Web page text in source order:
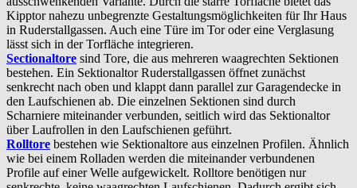
Kipptor nahezu unbegrenzte Gestaltungsmöglichkeiten für Ihr Haus
in Ruderstallgassen. Auch eine Türe im Tor oder eine Verglasung
lässt sich in der Torfläche integrieren.
Sectionaltore sind Tore, die aus mehreren waagrechten Sektionen
bestehen. Ein Sektionaltor Ruderstallgassen öffnet zunächst
senkrecht nach oben und klappt dann parallel zur Garagendecke in
den Laufschienen ab. Die einzelnen Sektionen sind durch
Scharniere miteinander verbunden, seitlich wird das Sektionaltor
über Laufrollen in den Laufschienen geführt.
Rolltore bestehen wie Sektionaltore aus einzelnen Profilen. Ähnlich
wie bei einem Rolladen werden die miteinander verbundenen
Profile auf einer Welle aufgewickelt. Rolltore benötigen nur